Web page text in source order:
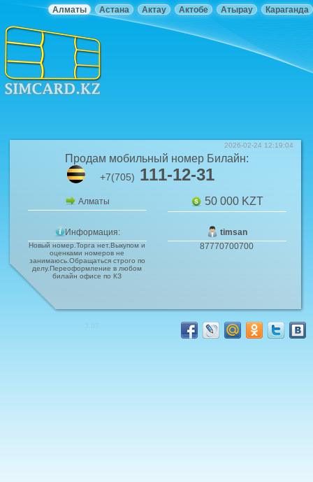
Караганда
Атырау
Актобе
Актау
Астана
Алматы
2026-02-24 12:19:04
Продам мобильный номер Билайн:
+7(705) 111-12-31
Алматы 50 000 KZT
Информация: timsan
Новый номер.Торга нет.Выкупом и
оценками номеров не
занимаюсь.Обращаться строго по
делу.Переоформление в любом
билайн офисе по КЗ
87770700700